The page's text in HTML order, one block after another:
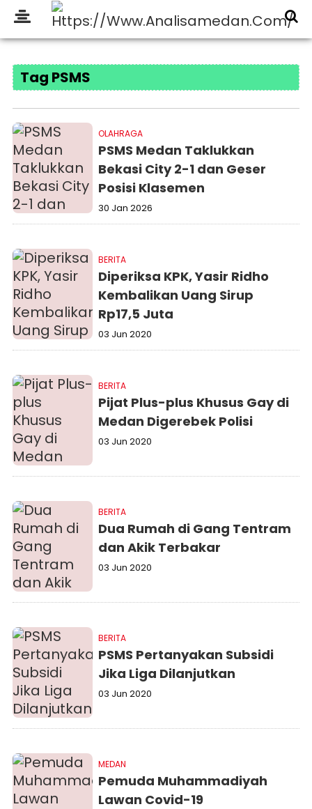
Tag PSMS
OLAHRAGA
PSMS Medan Taklukkan
Bekasi City 2-1 dan Geser
Posisi Klasemen
30 Jan 2026
BERITA
Diperiksa KPK, Yasir Ridho
Kembalikan Uang Sirup
Rp17,5 Juta
03 Jun 2020
BERITA
Pijat Plus-plus Khusus Gay di
Medan Digerebek Polisi
03 Jun 2020
BERITA
Dua Rumah di Gang Tentram
dan Akik Terbakar
03 Jun 2020
BERITA
PSMS Pertanyakan Subsidi
Jika Liga Dilanjutkan
03 Jun 2020
MEDAN
Pemuda Muhammadiyah
Lawan Covid-19